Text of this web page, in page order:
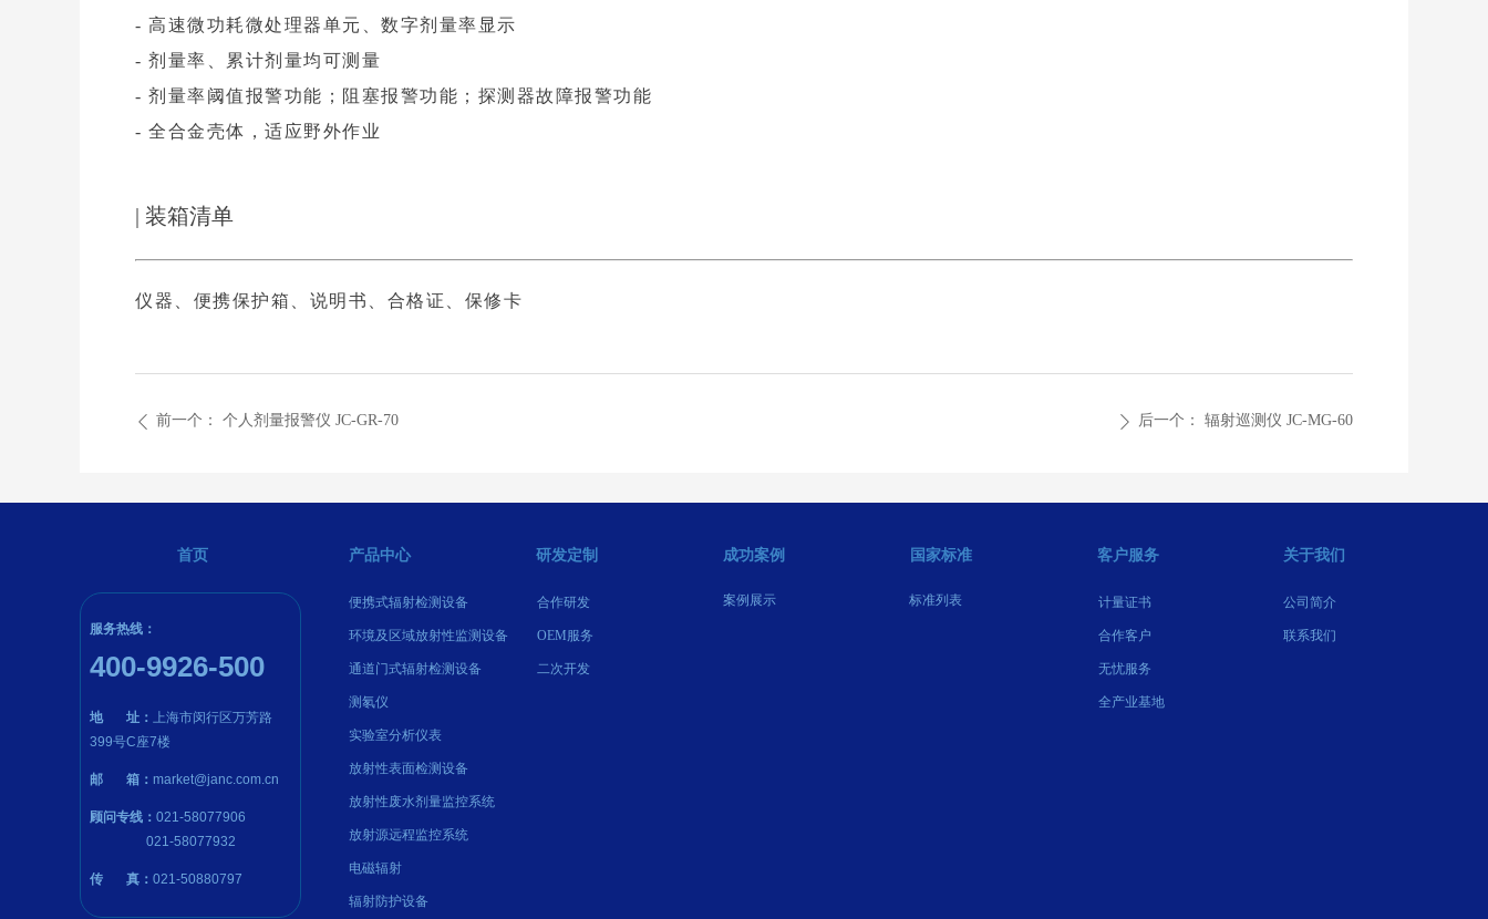
ꄴ 前一个： 个人剂量报警仪 JC-GR-70 ꄲ 后一个： 辐射巡测仪 JC-MG-60
- 高速微功耗微处理器单元、数字剂量率显示
- 剂量率、累计剂量均可测量
- 剂量率阈值报警功能；阻塞报警功能；探测器故障报警功能
- 全合金壳体，适应野外作业
| 装箱清单
仪器、便携保护箱、说明书、合格证、保修卡
服务热线：
400-9926-500
地 址： 上海市闵行区万芳路
399号C座7楼
邮 箱： market@janc.com.cn
顾问专线： 021-58077906
021-58077932
传 真： 021-50880797
首页 产品中心 研发定制 成功案例 国家标准 客户服务 关于我们
便携式辐射检测设备
环境及区域放射性监测设备
通道门式辐射检测设备
测氡仪
实验室分析仪表
放射性表面检测设备
放射性废水剂量监控系统
放射源远程监控系统
电磁辐射
辐射防护设备
公司简介
联系我们
计量证书
合作客户
无忧服务
全产业基地
合作研发
OEM服务
二次开发
案例展示 标准列表